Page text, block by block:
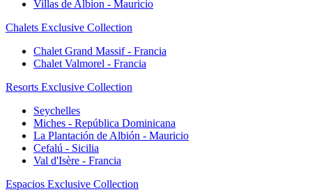
Villas de Albion - Mauricio
Chalets Exclusive Collection
Chalet Grand Massif - Francia
Chalet Valmorel - Francia
Resorts Exclusive Collection
Seychelles
Miches - República Dominicana
La Plantación de Albión - Mauricio
Cefalú - Sicilia
Val d'Isère - Francia
Espacios Exclusive Collection